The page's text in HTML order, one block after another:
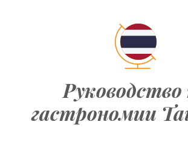
Руководство
гастрономии